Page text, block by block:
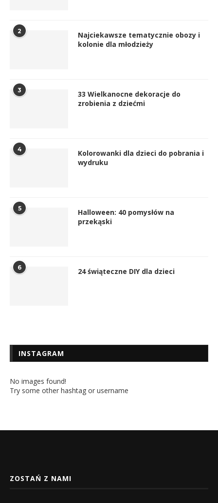
2
Najciekawsze tematycznie obozy i
kolonie dla młodzieży
3
33 Wielkanocne dekoracje do
zrobienia z dziećmi
4
Kolorowanki dla dzieci do pobrania i
wydruku
5
Halloween: 40 pomysłów na
przekąski
6 24 świąteczne DIY dla dzieci
INSTAGRAM
No images found!
Try some other hashtag or username
ZOSTAŃ Z NAMI